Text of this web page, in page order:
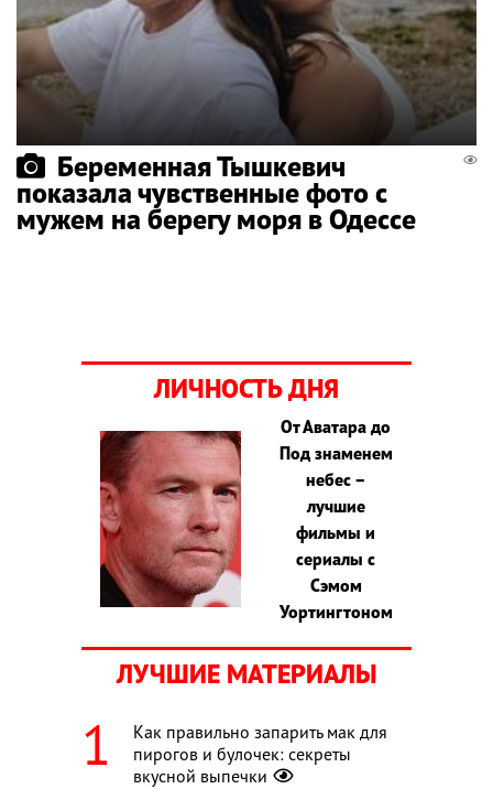
Беременная Тышкевич
показала чувственные фото с
мужем на берегу моря в Одессе
ЛИЧНОСТЬ ДНЯ
От Аватара до
Под знаменем
небес –
лучшие
фильмы и
сериалы с
Сэмом
Уортингтоном
ЛУЧШИЕ МАТЕРИАЛЫ
Как правильно запарить мак для
пирогов и булочек: секреты
вкусной выпечки